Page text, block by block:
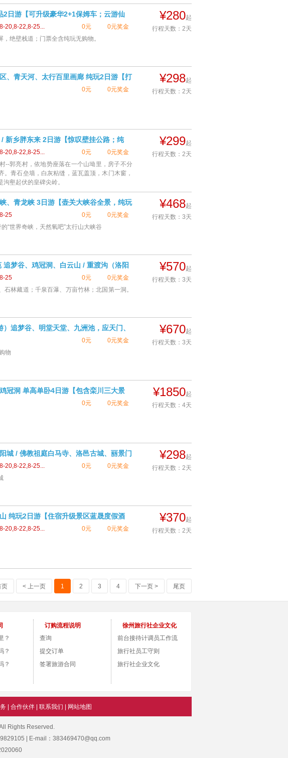
2日游【可升级豪华2+1保姆车；云游仙
0元 0元奖金
20,8-22,8-25...
绝壁栈道；门票全含纯玩无购物。
¥280起
行程天数：2天
、青天河、太行百里画廊 纯玩2日游【打
0元 0元奖金
¥298起
行程天数：2天
新乡胖东来 2日游【惊叹壁挂公路；纯
0元 0元奖金
20,8-22,8-25...
--郭亮村，依地势座落在一个山坳里，房子不分
。青石垒墙，白灰粘缝，蓝瓦盖顶，木门木窗，
壑起伏的皇碑尖岭。
¥299起
行程天数：2天
、青龙峡 3日游【壶关大峡谷全景，纯玩
0元 0元奖金
25
“世界奇峡，天然氧吧”太行山大峡谷
¥468起
行程天数：3天
梦谷、鸡冠洞、白云山 / 重渡沟（洛阳
胜地”老君山，奇境栾川之云海奇观】
0元 0元奖金
25
林藏道；千泉百瀑、万亩竹林；北国第一洞。
¥570起
行程天数：3天
追梦谷、明堂天堂、九洲池，应天门、
门石窟 3日游【精品纯玩团，巅峰双夜
0元 0元奖金
物
¥670起
行程天数：3天
冠洞 单高单卧4日游【包含栾川三大景
0购物0自费】
0元 0元奖金
¥1850起
行程天数：4天
城 / 佛教祖庭白马寺、洛邑古城、丽景门
不夜城】
0元 0元奖金
20,8-22,8-25...
¥298起
行程天数：2天
纯玩2日游【住宿升级景区蓝晟度假酒
途更舒适】
0元 0元奖金
20,8-22,8-25...
¥370起
行程天数：2天
页 < 上一页 1 2 3 4 下一页 > 尾页
？
？
？
订购流程说明
查询
提交订单
签署旅游合同
徐州旅行社企业文化
前台接待计调员工作流
程
旅行社员工守则
旅行社企业文化
合作伙伴| 联系我们 网站地图
Rights Reserved.
| E-mail：383469470@qq.com